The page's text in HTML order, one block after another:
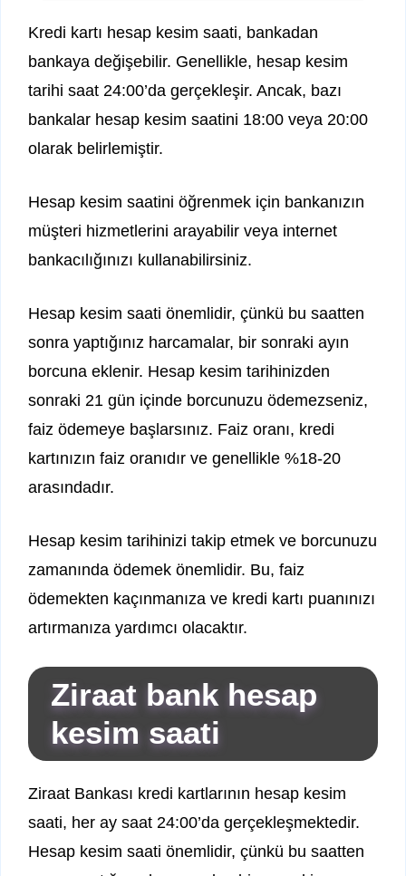
Kredi kartı hesap kesim saati, bankadan
bankaya değişebilir. Genellikle, hesap kesim
tarihi saat 24:00’da gerçekleşir. Ancak, bazı
bankalar hesap kesim saatini 18:00 veya 20:00
olarak belirlemiştir.
Hesap kesim saatini öğrenmek için bankanızın
müşteri hizmetlerini arayabilir veya internet
bankacılığınızı kullanabilirsiniz.
Hesap kesim saati önemlidir, çünkü bu saatten
sonra yaptığınız harcamalar, bir sonraki ayın
borcuna eklenir. Hesap kesim tarihinizden
sonraki 21 gün içinde borcunuzu ödemezseniz,
faiz ödemeye başlarsınız. Faiz oranı, kredi
kartınızın faiz oranıdır ve genellikle %18-20
arasındadır.
Hesap kesim tarihinizi takip etmek ve borcunuzu
zamanında ödemek önemlidir. Bu, faiz
ödemekten kaçınmanıza ve kredi kartı puanınızı
artırmanıza yardımcı olacaktır.
Ziraat bank hesap
kesim saati
Ziraat Bankası kredi kartlarının hesap kesim
saati, her ay saat 24:00’da gerçekleşmektedir.
Hesap kesim saati önemlidir, çünkü bu saatten